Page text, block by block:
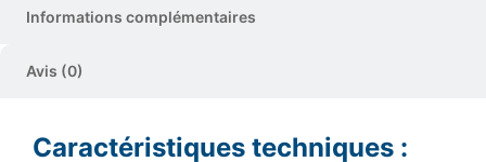
Informations complémentaires
Avis (0)
Caractéristiques techniques :